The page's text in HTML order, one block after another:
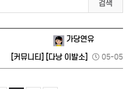
검색
가당연유
[커뮤니티] [다낭 이발소] 05-05